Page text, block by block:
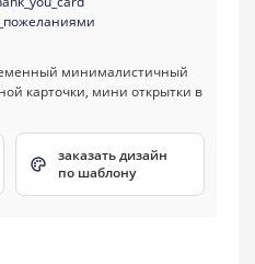
заказать дизайн
по шаблону